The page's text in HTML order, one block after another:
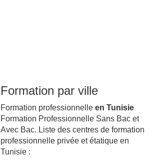
Formation par ville
Formation professionnelle en Tunisie
Formation Professionnelle Sans Bac et
Avec Bac. Liste des centres de formation
professionnelle privée et étatique en
Tunisie :